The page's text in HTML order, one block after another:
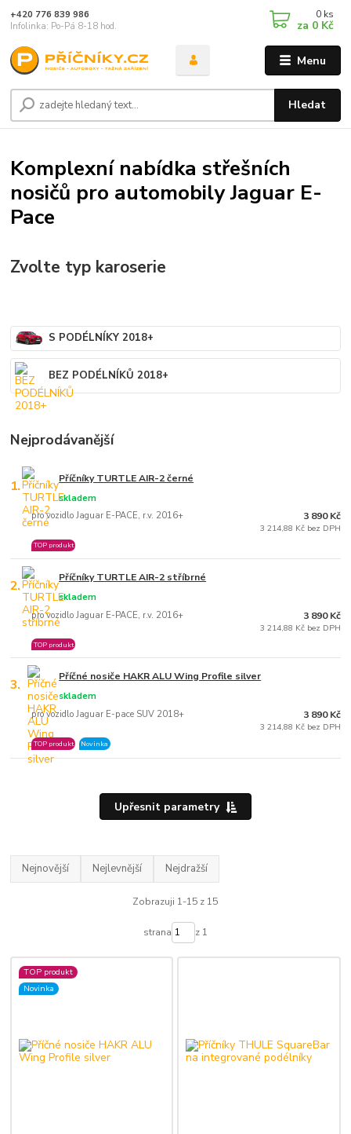
Menu
Hledat
+420 776 839 986
Infolinka: Po-Pá 8-18 hod.
0 ks
za 0 Kč
Komplexní nabídka střešních
nosičů pro automobily Jaguar E-
Pace
Zvolte typ karoserie
S PODÉLNÍKY 2018+
BEZ PODÉLNÍKŮ 2018+
Nejprodávanější
1. Příčníky TURTLE AIR-2 černé
pro vozidlo Jaguar E-PACE, r.v. 2016+
skladem
TOP produkt
3 890 Kč
3 214,88 Kč bez DPH
2. Příčníky TURTLE AIR-2 stříbrné
pro vozidlo Jaguar E-PACE, r.v. 2016+
skladem
TOP produkt
3 890 Kč
3 214,88 Kč bez DPH
3. Příčné nosiče HAKR ALU Wing Profile silver
pro vozidlo Jaguar E-pace SUV 2018+
skladem
TOP produkt Novinka
3 890 Kč
3 214,88 Kč bez DPH
Upřesnit parametry
Nejnovější Nejlevnější Nejdražší
Zobrazuji 1-15 z 15
strana z 1
TOP produkt
Novinka